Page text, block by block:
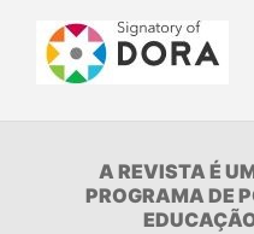
A REVISTA É
PROGRAMA DE